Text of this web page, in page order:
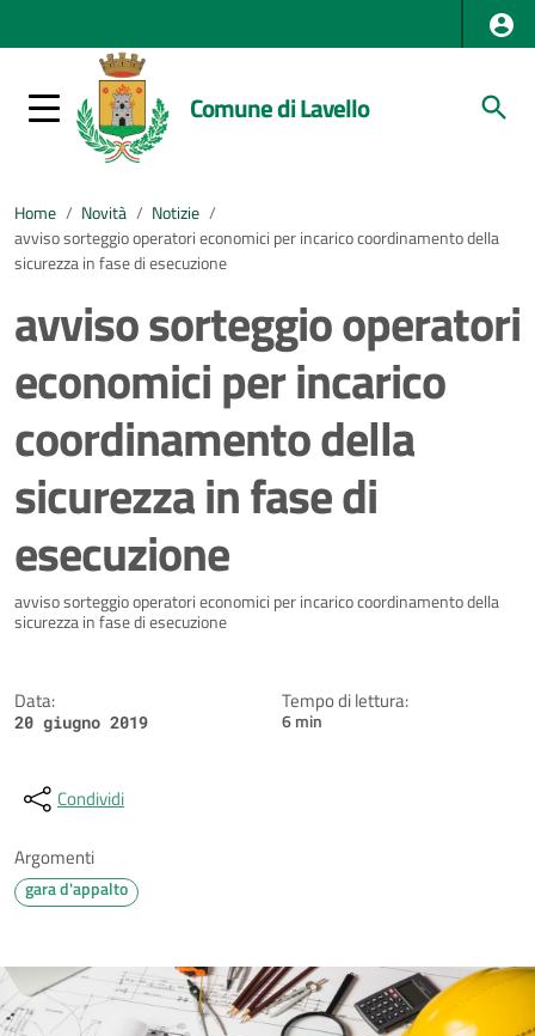
Comune di Lavello
Home / Novità / Notizie /
avviso sorteggio operatori economici per incarico coordinamento della
sicurezza in fase di esecuzione
avviso sorteggio operatori
economici per incarico
coordinamento della
sicurezza in fase di
esecuzione
Dettagli della notizia
avviso sorteggio operatori economici per incarico coordinamento della
sicurezza in fase di esecuzione
Data:
20 giugno 2019
Tempo di lettura:
6 min
Condividi
Argomenti
gara d'appalto